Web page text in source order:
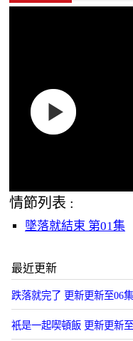
情節列表 :
墜落就結束 第01集
最近更新
跌落就完了 更新更新至06集
衹是一起喫頓飯 更新更新